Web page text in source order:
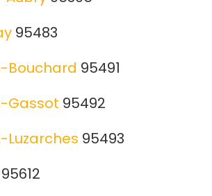
95483
Bouchard 95491
Gassot 95492
Luzarches 95493
95612